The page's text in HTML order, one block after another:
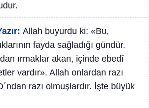
Allah buyurdu ki: «Bu,
fayda sağladığı gündür.
ırmaklar akan, içinde ebedî
vardır». Allah onlardan razı
razı olmuşlardır. İşte büyük